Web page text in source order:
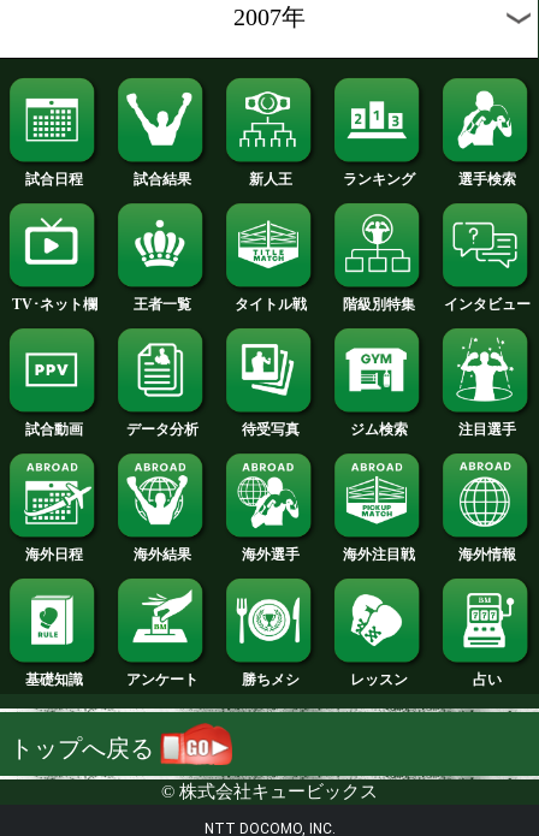
2014年
2013年
2012年
2011年
2010年
2009年
2008年
NTT DOCOMO, INC.